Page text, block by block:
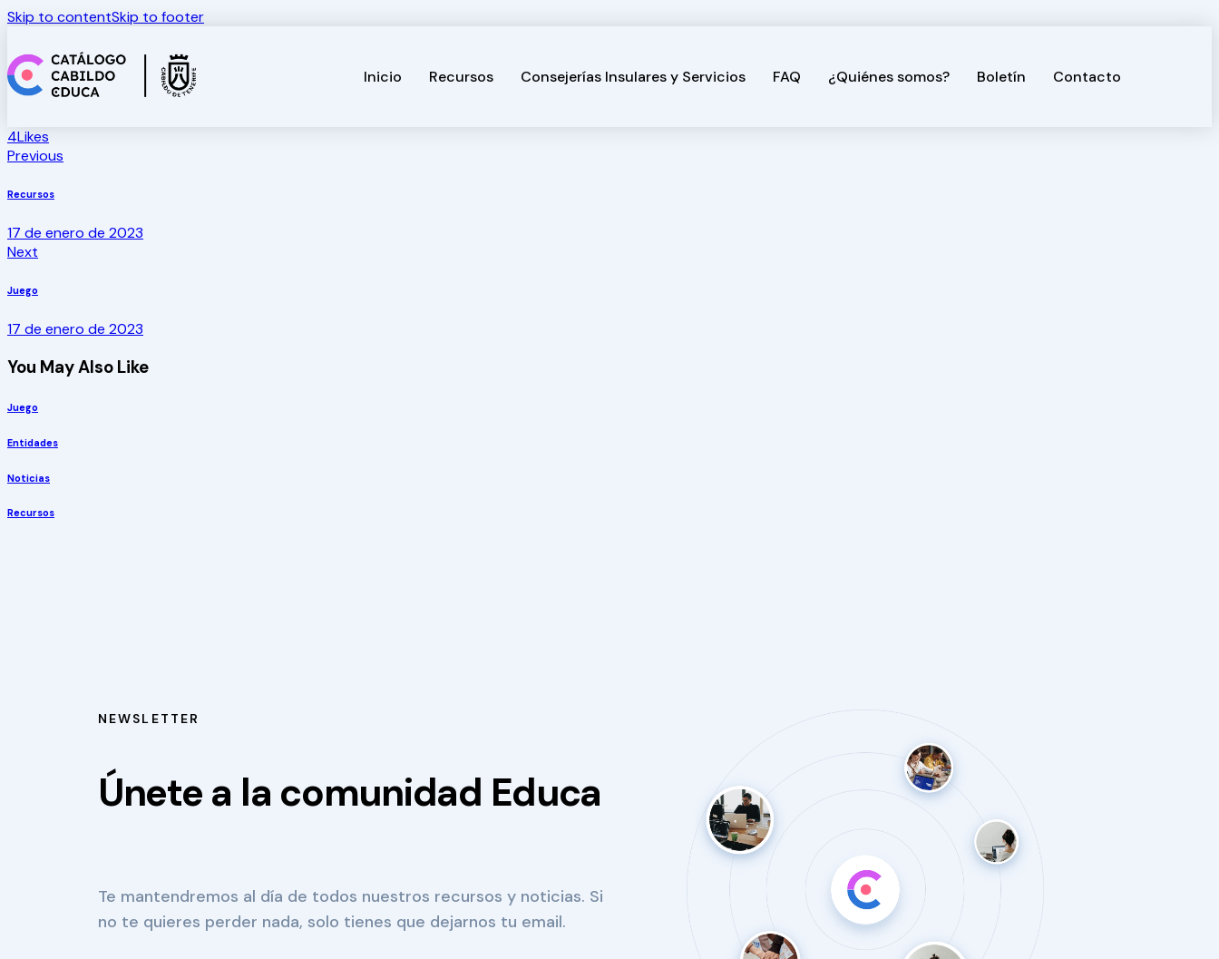
Skip to contentSkip to footer
Inicio Recursos Consejerías Insulares y Servicios FAQ ¿Quiénes somos? Boletín Contacto
4Likes
Previous
Recursos
17 de enero de 2023
Next
Juego
17 de enero de 2023
You May Also Like
Juego
Entidades
Noticias
Recursos
NEWSLETTER
Únete a la comunidad Educa
Te mantendremos al día de todos nuestros recursos y noticias. Si
no te quieres perder nada, solo tienes que dejarnos tu email.